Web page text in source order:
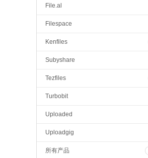
File.al
Filespace
Kenfiles
Subyshare
Tezfiles
Turbobit
Uploaded
Uploadgig
所有产品